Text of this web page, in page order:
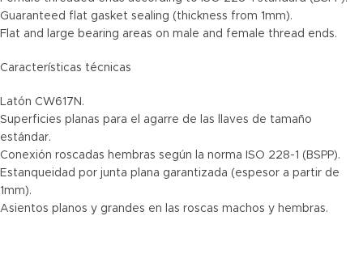
Guaranteed flat gasket sealing (thickness from 1mm).
Flat and large bearing areas on male and female thread ends.
Características técnicas
Latón CW617N.
Superficies planas para el agarre de las llaves de tamaño
estándar.
Conexión roscadas hembras según la norma ISO 228-1 (BSPP).
Estanqueidad por junta plana garantizada (espesor a partir de
1mm).
Asientos planos y grandes en las roscas machos y hembras.